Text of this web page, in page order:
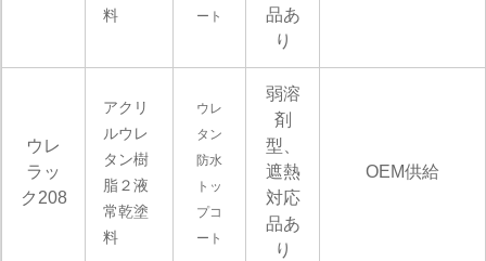
料
ート
品あ
り
ウレ
ラッ
ク208
アクリ
ルウレ
タン樹
脂２液
常乾塗
料
ウレ
タン
防水
トッ
プコ
ート
弱溶
剤
型、
遮熱
対応
品あ
り
OEM供給